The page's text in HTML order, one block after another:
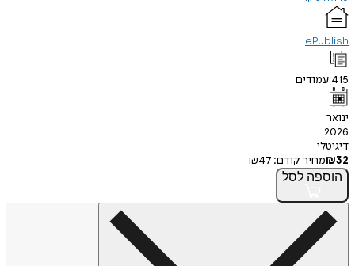
ePublish
415 עמודים
ינואר
2026
דיגיטלי
₪32 מחיר קודם: ₪47
הוספה לסל